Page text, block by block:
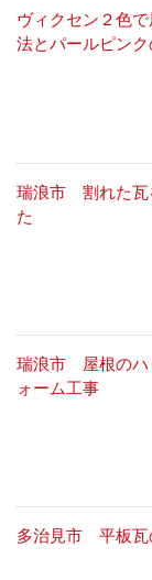
ヴィクセン２色
法とパールピン
瑞浪市 割れた瓦
た
瑞浪市 屋根のハ
ォーム工事
多治見市 平板瓦